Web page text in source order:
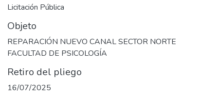
Licitación Pública
Objeto
REPARACIÓN NUEVO CANAL SECTOR NORTE
FACULTAD DE PSICOLOGÍA
Retiro del pliego
16/07/2025